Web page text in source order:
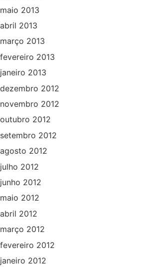
maio 2013
abril 2013
março 2013
fevereiro 2013
janeiro 2013
dezembro 2012
novembro 2012
outubro 2012
setembro 2012
agosto 2012
julho 2012
junho 2012
maio 2012
abril 2012
março 2012
fevereiro 2012
janeiro 2012